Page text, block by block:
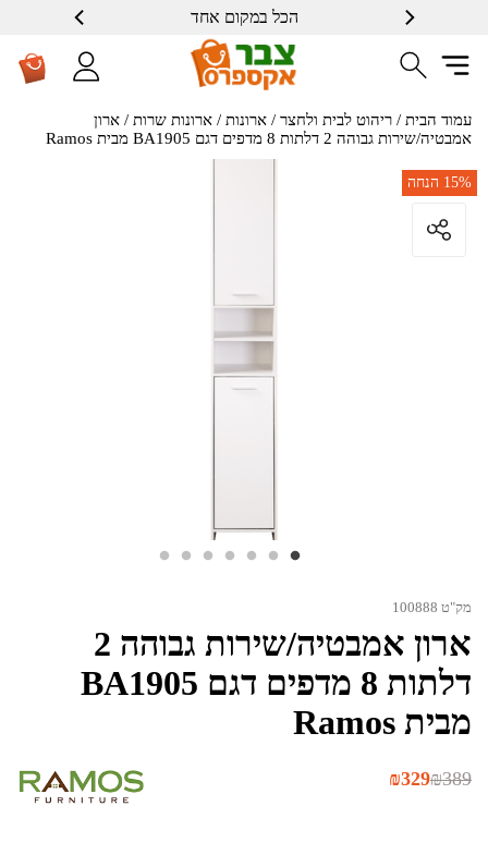
הכל במקום אחד
עמוד הבית / ריהוט לבית ולחצר / ארונות / ארונות שרות / ארון
אמבטיה/שירות גבוהה 2 דלתות 8 מדפים דגם BA1905 מבית Ramos
15% הנחה
מק"ט 100888
ארון אמבטיה/שירות גבוהה 2
דלתות 8 מדפים דגם BA1905
מבית Ramos
₪389
המחיר
₪329המחיר